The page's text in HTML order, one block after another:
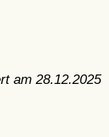
am 28.12.2025